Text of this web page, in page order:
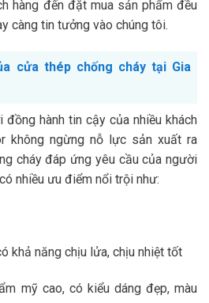
hàng đến đặt mua sản phẩm đều
càng tin tưởng vào chúng tôi.
cửa thép chống cháy tại Gia
hành tin cậy của nhiều khách
không ngừng nỗ lực sản xuất ra
cháy đáp ứng yêu cầu của người
nhiều ưu điểm nổi trội như:
khả năng chịu lửa, chịu nhiệt tốt
mỹ cao, có kiểu dáng đẹp, màu